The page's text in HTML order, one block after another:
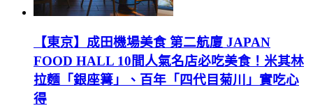
【東京】成田機場美食 第二航廈 JAPAN
FOOD HALL 10間人氣名店必吃美食！米其林
拉麵「銀座篝」、百年「四代目菊川」實吃心
得